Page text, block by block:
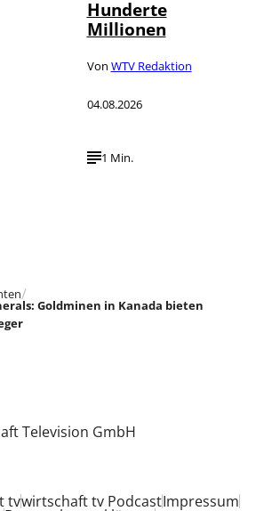
Hunderte
Millionen
Von WTV Redaktion
04.08.2026
1 Min.
Goldminen in Kanada bieten
Television GmbH
tvwirtschaft tv PodcastImpressum